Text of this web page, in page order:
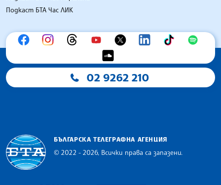
Подкаст БТА Час ЛИК
02 9262 210
БЪЛГАРСКА ТЕЛЕГРАФНА АГЕНЦИЯ
© 2022 - 2026, Всички права са запазени.